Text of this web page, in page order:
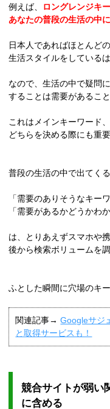
例えば、 ロングレンジキ
あなたの普段の生活の中
日本人であればほとんど
生活スタイルをしているは
なので、生活の中で疑問
することは需要があるこ
これはメインキーワード
どちらを決める際にも重
普段の生活の中で出てく
「需要のありそうなキー
「需要があるかどうかわ
は、とりあえずスマホや
後から検索ボリュームを
ふとした瞬間に穴場のキ
関連記事→Googleサジ
と取得サービスも！
競合サイトが弱い
に含める